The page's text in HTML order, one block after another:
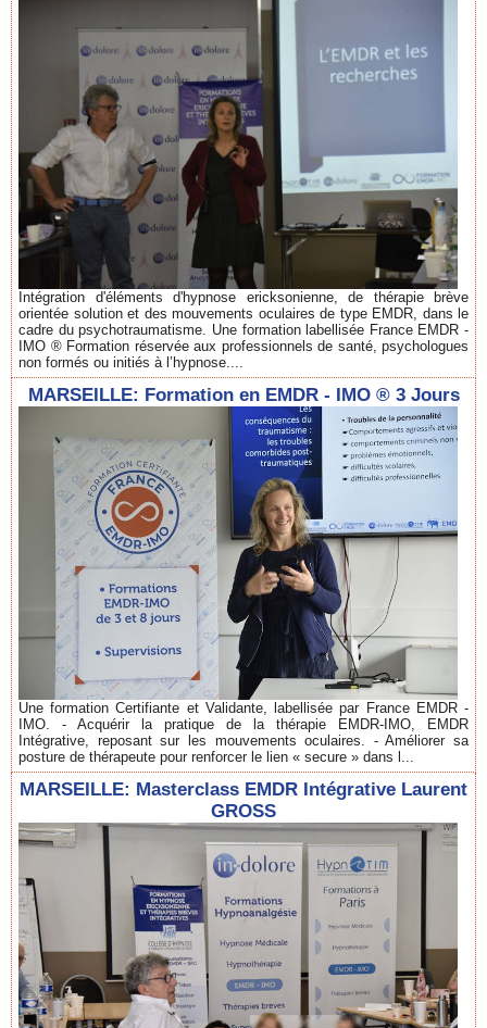
Intégration d'éléments d'hypnose ericksonienne, de thérapie brève
orientée solution et des mouvements oculaires de type EMDR, dans le
cadre du psychotraumatisme. Une formation labellisée France EMDR -
IMO ® Formation réservée aux professionnels de santé, psychologues
non formés ou initiés à l’hypnose....
MARSEILLE: Formation en EMDR - IMO ® 3 Jours
Une formation Certifiante et Validante, labellisée par France EMDR -
IMO. - Acquérir la pratique de la thérapie EMDR-IMO, EMDR
Intégrative, reposant sur les mouvements oculaires. - Améliorer sa
posture de thérapeute pour renforcer le lien « secure » dans l...
MARSEILLE: Masterclass EMDR Intégrative Laurent
GROSS